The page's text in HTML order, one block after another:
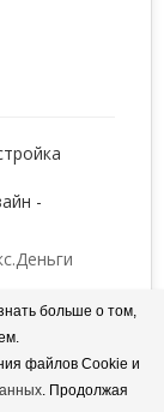
-
об
о
данных
больше о том,
файлов Cookie и
. Продолжая